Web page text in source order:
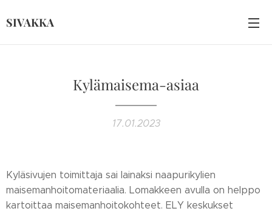
SIVAKKA
Kylämaisema-asiaa
17.01.2023
Kyläsivujen toimittaja sai lainaksi naapurikylien
maisemanhoitomateriaalia. Lomakkeen avulla on helppo
kartoittaa maisemanhoitokohteet. ELY keskukset